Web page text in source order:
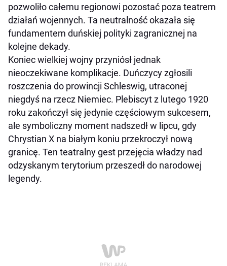
pozwoliło całemu regionowi pozostać poza teatrem
działań wojennych. Ta neutralność okazała się
fundamentem duńskiej polityki zagranicznej na
kolejne dekady.
Koniec wielkiej wojny przyniósł jednak
nieoczekiwane komplikacje. Duńczycy zgłosili
roszczenia do prowincji Schleswig, utraconej
niegdyś na rzecz Niemiec. Plebiscyt z lutego 1920
roku zakończył się jedynie częściowym sukcesem,
ale symboliczny moment nadszedł w lipcu, gdy
Chrystian X na białym koniu przekroczył nową
granicę. Ten teatralny gest przejęcia władzy nad
odzyskanym terytorium przeszedł do narodowej
legendy.